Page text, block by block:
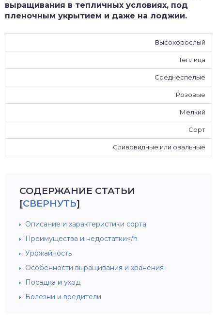
выращивания в тепличных условиях, под
пленочным укрытием и даже на лоджии.
Высокорослый
Теплица
Среднеспелые
Розовые
Мелкий
Сорт
Сливовидные или овальные
СОДЕРЖАНИЕ СТАТЬИ
[СВЕРНУТЬ]
Описание и характеристики сорта
Преимущества и недостатки</h
Урожайность
Особенности выращивания и хранения
Посадка и уход
Болезни и вредители